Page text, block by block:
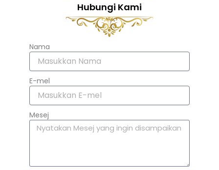
Hubungi Kami
Nama
E-mel
Mesej